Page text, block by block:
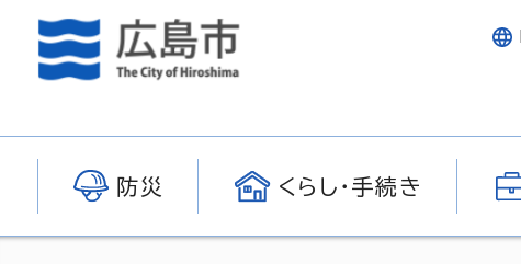
防災 くらし・手続き